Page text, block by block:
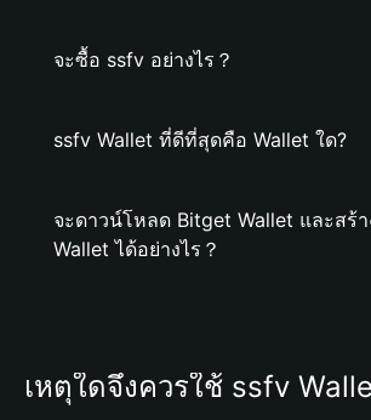
จะซื้อ ssfv อย่างไร？
ssfv Wallet ที่ดีที่สุดคือ Wallet ใด?
จะดาวน์โหลด Bitget Wallet และสร้
Wallet ได้อย่างไร？
เหตุใดจึงควรใช้ ssfv